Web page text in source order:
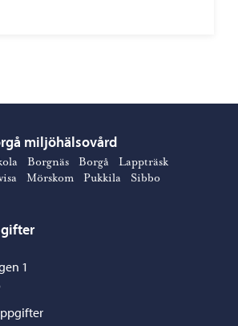
– Gå till startsidan
miljöhälsovård
Borgnäs Borgå
Lappträsk
Mörskom Pukkila Sibbo
1